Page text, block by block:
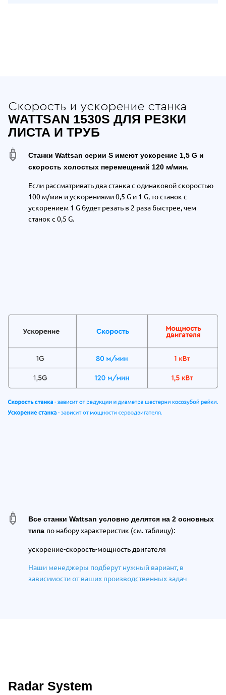
Скорость и ускорение станка
WATTSAN 1530S ДЛЯ РЕЗКИ
ЛИСТА И ТРУБ
Станки Wattsan серии S имеют ускорение 1,5 G и
скорость холостых перемещений 120 м/мин.
Если рассматривать два станкас одинаковой скоростью
100 м/мин и ускорениями 0,5 G и 1 G,то станок с
ускорением 1 G будет резать в 2 раза быстрее, чем
станок с 0,5 G.
Все станки Wattsan условно делятся на 2 основных
типа по набору характеристик (см. таблицу):
ускорение-cкорость-мощность двигателя
Наши менеджеры подберут нужный вариант, в
зависимости от ваших производственных задач
Описание преимуществ Wattsan
Radar System